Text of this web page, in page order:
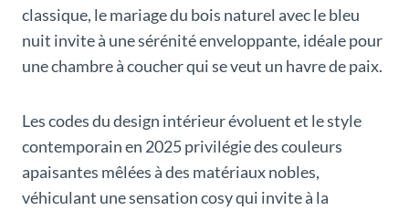
classique, le mariage du bois naturel avec le bleu
nuit invite à une sérénité enveloppante, idéale pour
une chambre à coucher qui se veut un havre de paix.
Les codes du design intérieur évoluent et le style
contemporain en 2025 privilégie des couleurs
apaisantes mêlées à des matériaux nobles,
véhiculant une sensation cosy qui invite à la